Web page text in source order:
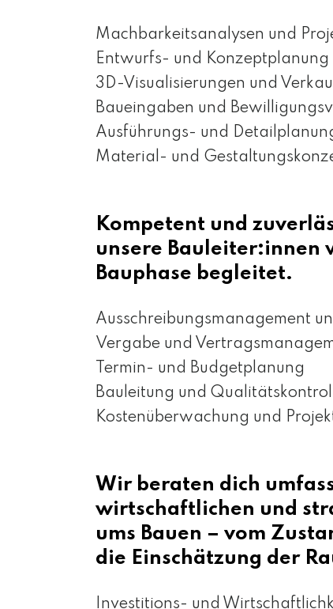
Machbarkeitsanalysen und
Entwurfs- und Konzeptplanung
3D-Visualisierungen und
Baueingaben und
Ausführungs- und
Material- und
Kompetent und
unsere Bauleiter:innen
Bauphase begleitet.
Ausschreibungsmanagement
Vergabe und
Termin- und Budgetplanung
Bauleitung und
Kostenüberwachung und
Wir beraten dich
wirtschaftlichen und
ums Bauen – vom
die Einschätzung der
Investitions- und